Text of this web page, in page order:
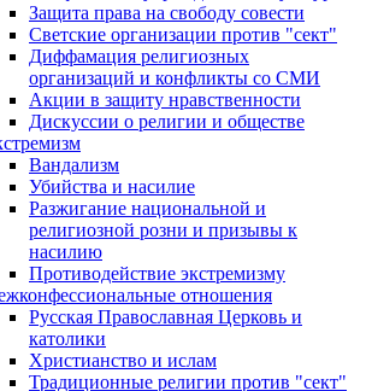
Защита права на свободу совести
Светские организации против "сект"
Диффамация религиозных
организаций и конфликты со СМИ
Акции в защиту нравственности
Дискуссии о религии и обществе
Вандализм
Убийства и насилие
Разжигание национальной и
религиозной розни и призывы к
насилию
Противодействие экстремизму
отношения
Русская Православная Церковь и
католики
Христианство и ислам
Традиционные религии против "сект"